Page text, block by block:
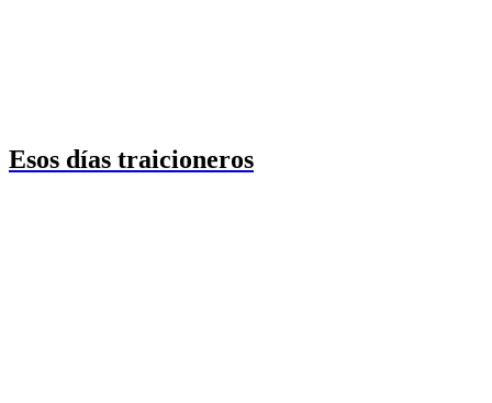
Esos días traicioneros